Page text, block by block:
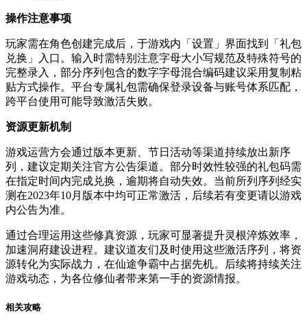
操作注意事项
玩家需在角色创建完成后，于游戏内「设置」界面找到「礼包
兑换」入口。输入时需特别注意字母大小写规范及特殊符号的
完整录入，部分序列包含的数字字母混合编码建议采用复制粘
贴方式操作。平台专属礼包需确保登录设备与账号体系匹配，
跨平台使用可能导致激活失败。
资源更新机制
游戏运营方会通过版本更新、节日活动等渠道持续放出新序
列，建议定期关注官方公告渠道。部分时效性较强的礼包码需
在指定时间内完成兑换，逾期将自动失效。当前所列序列经实
测在2023年10月版本中均可正常激活，后续若有变更请以游戏
内公告为准。
通过合理运用这些修真资源，玩家可显著提升灵根淬炼效率，
加速洞府建设进程。建议道友们及时使用这些激活序列，将资
源转化为实际战力，在仙途争霸中占据先机。后续将持续关注
游戏动态，为各位修仙者带来第一手的资源情报。
相关攻略